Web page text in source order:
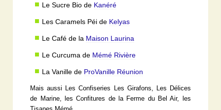
Le Sucre Bio de Kanéré
Les Caramels Péi de Kelyas
Le Café de la Maison Laurina
Le Curcuma de Mémé Rivière
La Vanille de ProVanille Réunion
Mais aussi Les Confiseries Les Girafons, Les Délices
de Marine, les Confitures de la Ferme du Bel Air, les